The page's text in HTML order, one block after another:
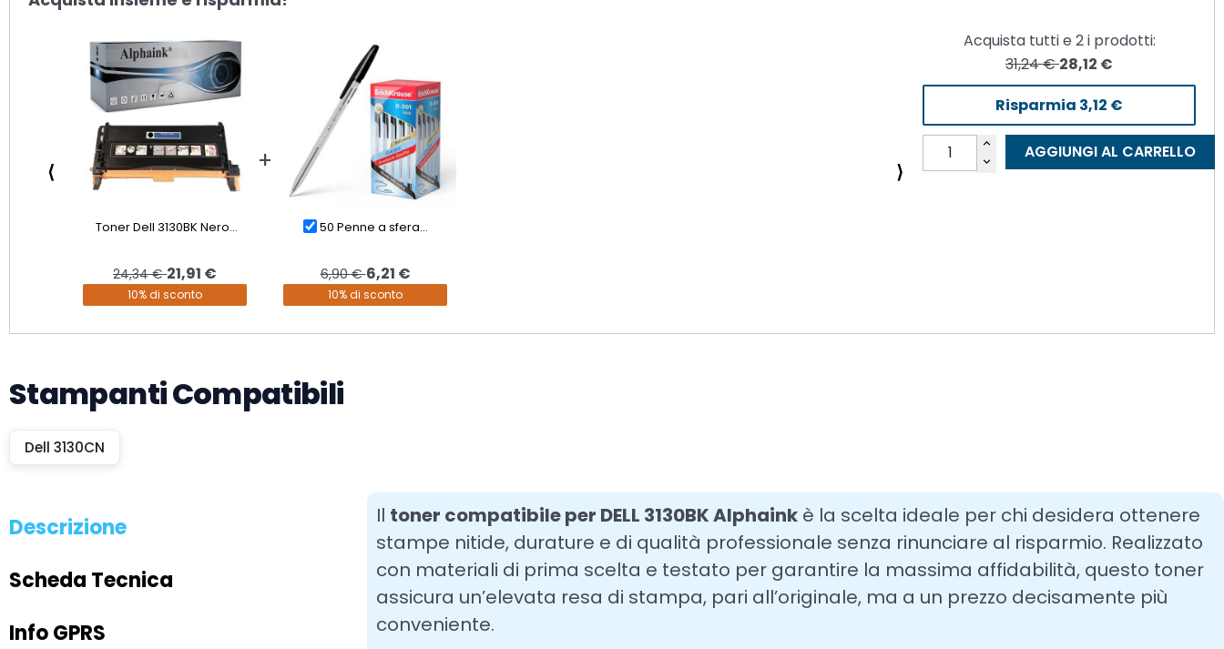
⟨
Toner Dell 3130BK Nero...
24,34 €21,91 €
10% di sconto
50 Penne a sfera...
6,90 €6,21 €
10% di sconto
⟩
Acquista tutti e 2i prodotti:
31,24 € 28,12 €
Risparmia 3,12 €
AGGIUNGI AL CARRELLO
Stampanti Compatibili
Dell 3130CN
Descrizione
Scheda Tecnica
Info GPRS
Il toner compatibile per DELL 3130BK Alphaink è la scelta ideale per chi desidera ottenere
stampe nitide, durature e di qualità professionale senza rinunciare al risparmio. Realizzato
con materiali di prima scelta e testato per garantire la massima affidabilità, questo toner
assicura un’elevata resa di stampa, pari all’originale, ma a un prezzo decisamente più
conveniente.